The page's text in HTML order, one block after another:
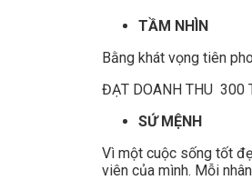
TẦM NHÌN
Bằng khát vọng tiên
ĐẠT DOANH THU 300
SỨ MỆNH
Vì một cuộc sống tốt
viên của mình. Mỗi